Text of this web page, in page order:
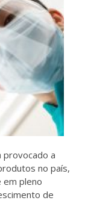
provocado a
no país,
em pleno
de